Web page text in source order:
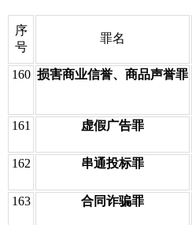
序
号
罪名
160 损害商业信誉、商品声誉罪
161 虚假广告罪
162
串通投标罪
163
合同诈骗罪